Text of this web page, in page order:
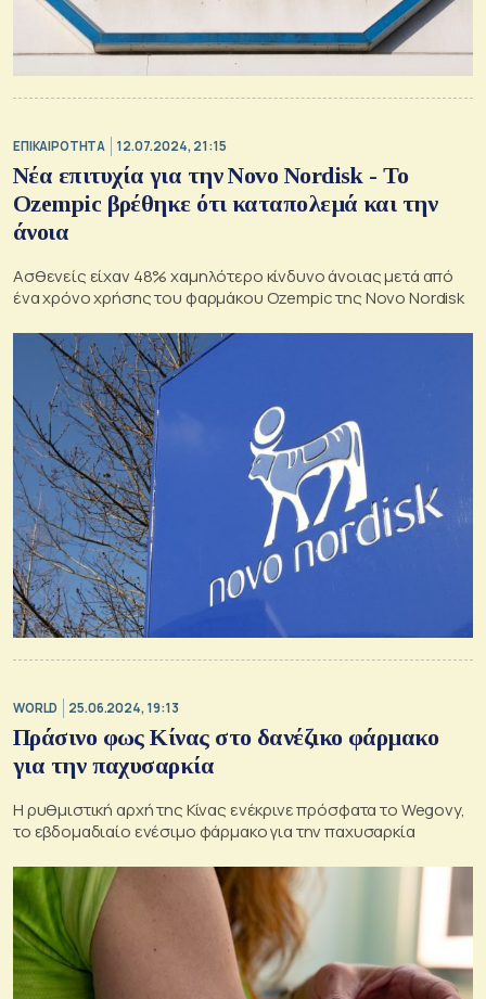
ΕΠΙΚΑΙΡΟΤΗΤΑ 12.07.2024, 21:15
Νέα επιτυχία για την Novo Nordisk - Το
Ozempic βρέθηκε ότι καταπολεμά και την
άνοια
Aσθενείς είχαν 48% χαμηλότερο κίνδυνο άνοιας μετά από
ένα χρόνο χρήσης του φαρμάκου Ozempic της Novo Nordisk
WORLD 25.06.2024, 19:13
Πράσινο φως Κίνας στο δανέζικο φάρμακο
για την παχυσαρκία
Η ρυθμιστική αρχή της Κίνας ενέκρινε πρόσφατα το Wegovy,
το εβδομαδιαίο ενέσιμο φάρμακο για την παχυσαρκία